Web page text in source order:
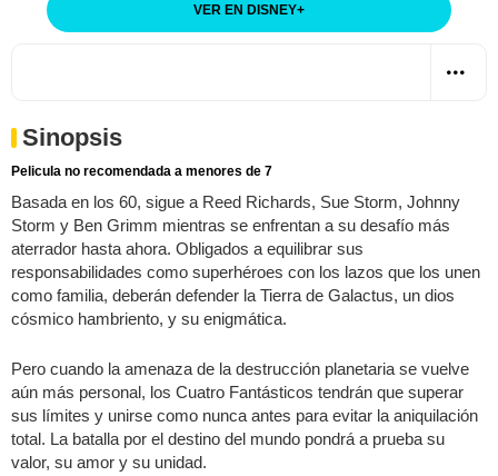
VER EN DISNEY+
Sinopsis
Pelicula no recomendada a menores de 7
Basada en los 60, sigue a Reed Richards, Sue Storm, Johnny
Storm y Ben Grimm mientras se enfrentan a su desafío más
aterrador hasta ahora. Obligados a equilibrar sus
responsabilidades como superhéroes con los lazos que los unen
como familia, deberán defender la Tierra de Galactus, un dios
cósmico hambriento, y su enigmática.
Pero cuando la amenaza de la destrucción planetaria se vuelve
aún más personal, los Cuatro Fantásticos tendrán que superar
sus límites y unirse como nunca antes para evitar la aniquilación
total. La batalla por el destino del mundo pondrá a prueba su
valor, su amor y su unidad.